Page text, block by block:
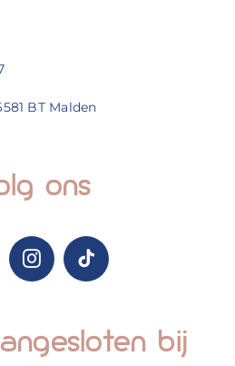
BT Malden
ons
bij